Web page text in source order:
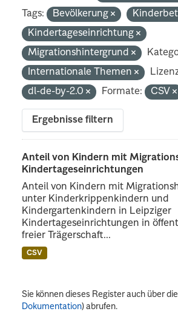
Tags:
Bevölkerung
Kindertageseinrichtung
Migrationshintergrund
Internationale Themen
dl-de-by-2.0
Formate: CSV
Ergebnisse filtern
Anteil von Kindern mit
Kindertageseinrichtungen
Anteil von Kindern mit
unter Kinderkrippenkindern und
Kindergartenkindern in Leipziger
Kindertageseinrichtungen in
freier Trägerschaft...
CSV
Sie können dieses Register auch über
Dokumentation) abrufen.